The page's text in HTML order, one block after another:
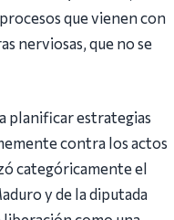
que vienen con
nerviosas, que no se
planificar estrategias
contra los actos
categóricamente el
y de la diputada